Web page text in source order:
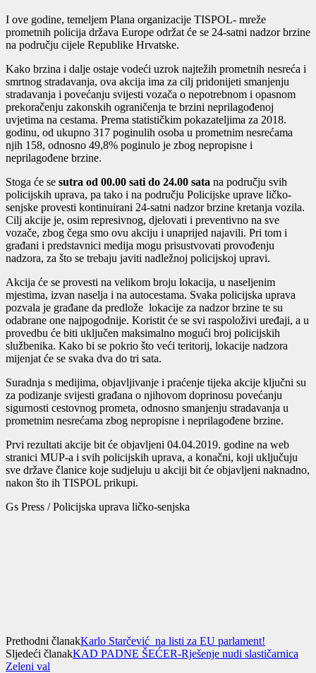
I ove godine, temeljem Plana organizacije TISPOL- mreže
prometnih policija država Europe održat će se 24-satni nadzor brzine
na području cijele Republike Hrvatske.
Kako brzina i dalje ostaje vodeći uzrok najtežih prometnih nesreća i
smrtnog stradavanja, ova akcija ima za cilj pridonijeti smanjenju
stradavanja i povećanju svijesti vozača o nepotrebnom i opasnom
prekoračenju zakonskih ograničenja te brzini neprilagođenoj
uvjetima na cestama. Prema statističkim pokazateljima za 2018.
godinu, od ukupno 317 poginulih osoba u prometnim nesrećama
njih 158, odnosno 49,8% poginulo je zbog nepropisne i
neprilagođene brzine.
Stoga će se sutra od 00.00 sati do 24.00 sata na području svih
policijskih uprava, pa tako i na području Policijske uprave ličko-
senjske provesti kontinuirani 24-satni nadzor brzine kretanja vozila.
Cilj akcije je, osim represivnog, djelovati i preventivno na sve
vozače, zbog čega smo ovu akciju i unaprijed najavili. Pri tom i
građani i predstavnici medija mogu prisustvovati provođenju
nadzora, za što se trebaju javiti nadležnoj policijskoj upravi.
Akcija će se provesti na velikom broju lokacija, u naseljenim
mjestima, izvan naselja i na autocestama. Svaka policijska uprava
pozvala je građane da predlože lokacije za nadzor brzine te su
odabrane one najpogodnije. Koristit će se svi raspoloživi uređaji, a u
provedbu će biti uključen maksimalno mogući broj policijskih
službenika. Kako bi se pokrio što veći teritorij, lokacije nadzora
mijenjat će se svaka dva do tri sata.
Suradnja s medijima, objavljivanje i praćenje tijeka akcije ključni su
za podizanje svijesti građana o njihovom doprinosu povećanju
sigurnosti cestovnog prometa, odnosno smanjenju stradavanja u
prometnim nesrećama zbog nepropisne i neprilagođene brzine.
Prvi rezultati akcije bit će objavljeni 04.04.2019. godine na web
stranici MUP-a i svih policijskih uprava, a konačni, koji uključuju
sve države članice koje sudjeluju u akciji bit će objavljeni naknadno,
nakon što ih TISPOL prikupi.
Gs Press / Policijska uprava ličko-senjska
Prethodni članakKarlo Starčević na listi za EU parlament!
Sljedeći članakKAD PADNE ŠEĆER-Rješenje nudi slastičarnica
Zeleni val